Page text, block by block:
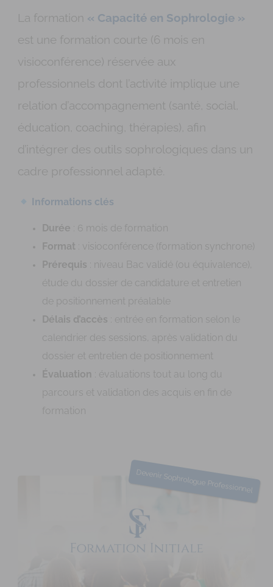
La formation « Capacité en Sophrologie »
est une formation courte (6 mois en
visioconférence) réservée aux
professionnels dont l’activité implique une
relation d’accompagnement (santé, social,
éducation, coaching, thérapies), afin
d’intégrer des outils sophrologiques dans un
cadre professionnel adapté.
Informations clés
Durée : 6 mois de formation
Format : visioconférence (formation synchrone)
Prérequis : niveau Bac validé (ou équivalence),
étude du dossier de candidature et entretien
de positionnement préalable
Délais d’accès : entrée en formation selon le
calendrier des sessions, après validation du
dossier et entretien de positionnement
Évaluation : évaluations tout au long du
parcours et validation des acquis en fin de
formation